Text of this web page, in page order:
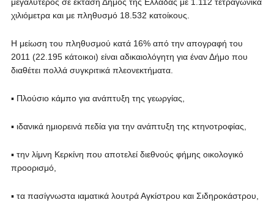
χιλιόμετρα και με πληθυσμό 18.532 κατοίκους.
Η μείωση του πληθυσμού κατά 16% από την απογραφή του
2011 (22.195 κάτοικοι) είναι αδικαιολόγητη για έναν Δήμο που
διαθέτει πολλά συγκριτικά πλεονεκτήματα.
▪ Πλούσιο κάμπο για ανάπτυξη της γεωργίας,
▪ ιδανικά ημιορεινά πεδία για την ανάπτυξη της κτηνοτροφίας,
▪ την λίμνη Κερκίνη που αποτελεί διεθνούς φήμης οικολογικό
προορισμό,
▪ τα πασίγνωστα ιαματικά λουτρά Αγκίστρου και Σιδηροκάστρου,